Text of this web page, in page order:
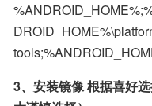
3、安装镜像 根据喜好